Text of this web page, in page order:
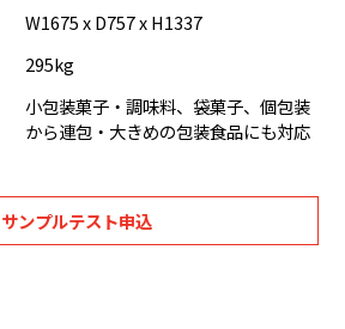
W1675 x D757 x H1337
295kg
小包装菓子・調味料、袋菓子、個包装
から連包・大きめの包装食品にも対応
サンプルテスト申込